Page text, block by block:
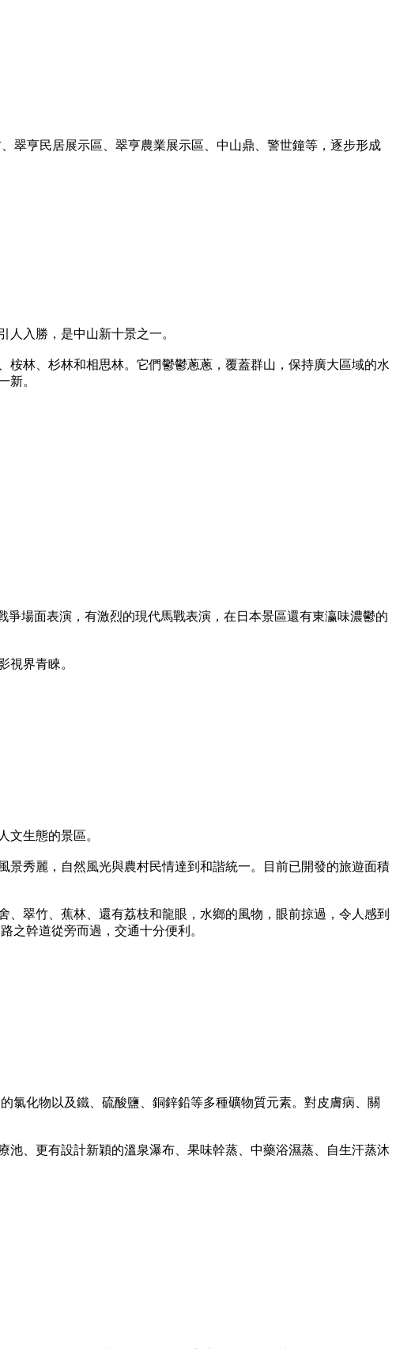
翠亨民居展示區、翠亨農業展示區、中山鼎、警世鐘等，逐步形成
入勝，是中山新十景之一。
林、杉林和相思林。它們鬱鬱蔥蔥，覆蓋群山，保持廣大區域的水
新。
場面表演，有激烈的現代馬戰表演，在日本景區還有東瀛味濃鬱的
視界青睞。
文生態的景區。
秀麗，自然風光與農村民情達到和諧統一。目前已開發的旅遊面積
翠竹、蕉林、還有荔枝和龍眼，水鄉的風物，眼前掠過，令人感到
之幹道從旁而過，交通十分便利。
氯化物以及鐵、硫酸鹽、銅鋅鉛等多種礦物質元素。對皮膚病、關
、更有設計新穎的溫泉瀑布、果味幹蒸、中藥浴濕蒸、自生汗蒸沐